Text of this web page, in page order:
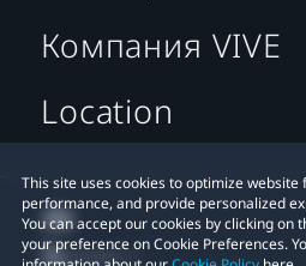
This site uses cookies to optimize
performance, and provide personalized
You can accept our cookies by clicking on
your preference on Cookie Preferences.
Компания VIVE
Location